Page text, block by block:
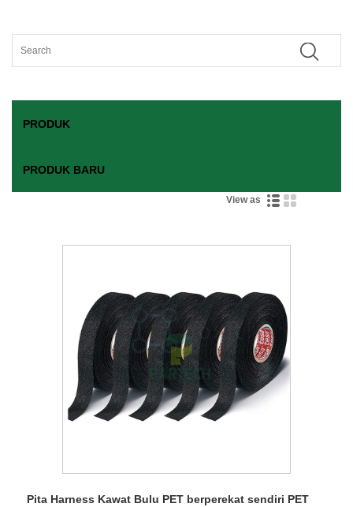
PRODUK
PRODUK BARU
View as
Pita Harness Kawat Bulu PET berperekat sendiri PET